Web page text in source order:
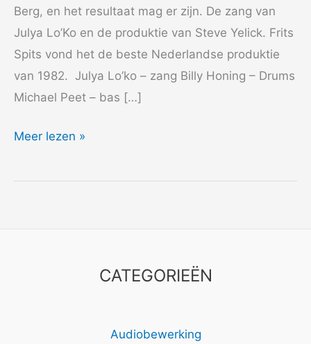
Berg, en het resultaat mag er zijn. De zang van
Julya Lo’Ko en de produktie van Steve Yelick. Frits
Spits vond het de beste Nederlandse produktie
van 1982. Julya Lo’ko – zang Billy Honing – Drums
Michael Peet – bas […]
1982
singles
Meer lezen »
CATEGORIEËN
Audiobewerking